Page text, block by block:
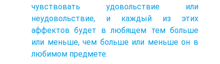
чувствовать удовольствие или
неудовольствие, и каждый из этих
аффектов будет в любящем тем больше
или меньше, чем больше или меньше он в
любимом предмете.